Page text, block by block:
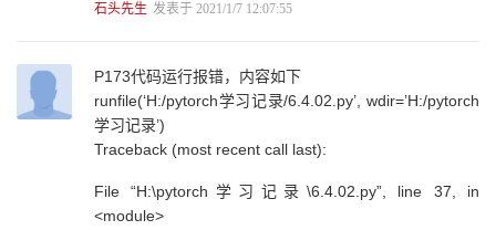
5.4.3 多维数组的基本操作 125
5.5.1 Matplotlib的安装 133
5.5.2 创建图 133
第6章 PyTorch基础 142
6.1 PyTorch中的Tensor 142
6.1.2 Tensor的运算 146
6.1.3 搭建一个简易神经网络 153
石头先生 发表于 2021/1/7 12:07:55
P173代码运行报错，内容如下
runfile(‘H:/pytorch学习记录/6.4.02.py’, wdir=’H:/pytorch
学习记录’)
Traceback (most recent call last):
File “H:\pytorch学习记录\6.4.02.py”, line 37, in
<module>